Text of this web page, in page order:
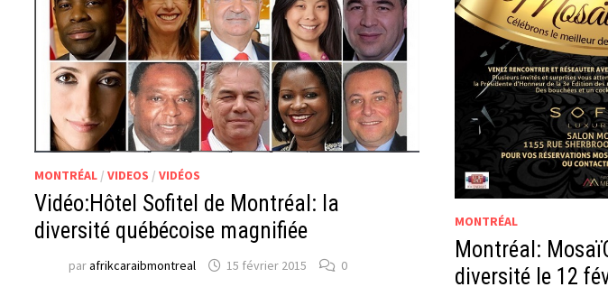
MONTRÉAL /VIDEOS /VIDÉOS
Vidéo:Hôtel Sofitel de Montréal: la
diversité québécoise magnifiée
parafrikcaraibmontreal 15 février 2015 0
MONTRÉAL
Montréal:
diversité le 12